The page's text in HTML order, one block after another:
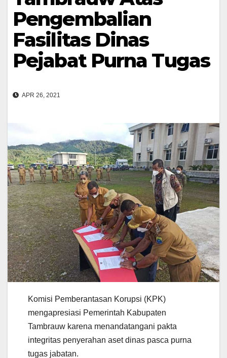
Pengembalian
Fasilitas Dinas
Pejabat Purna Tugas
APR 26, 2021
Komisi Pemberantasan Korupsi (KPK)
mengapresiasi Pemerintah Kabupaten
Tambrauw karena menandatangani pakta
integritas penyerahan aset dinas pasca purna
tugas jabatan.